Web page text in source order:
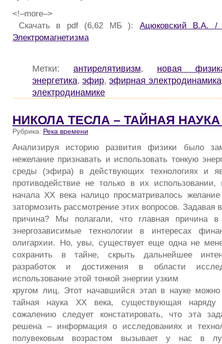
<!–more–>
Скачать в pdf (6,62 МБ ): Ацюковский В.А. /
Электромагнетизма
Метки: антирелятивизм, новая
энергетика,эфир,эфирная электродинамика
электродинамике
НИКОЛА ТЕСЛА – ТАЙНАЯ
Рубрика: Река времени
Анализируя историю развития физики было
нежелание признавать и использовать тонкую
среды (эфира) в действующих технологиях и
противодействие не только в их
начала ХХ века налицо просматривалось
затормозить рассмотрение этих вопросов. Задавая
причина? Мы полагали, что главная причина в
энергозависимые технологии в интересах
олигархии. Но, увы, существует еще одна не
сохранить в тайне, скрыть дальнейшее
разработок и достижения в области
использование этой тонкой энергии узким
кругом лиц. Этот начавшийся этап в науке можно
тайная наука ХХ века, существующая
сожалению следует констатировать, что эта
решена – информация о исследованиях и
полувековым возрастом вызывает у нас в